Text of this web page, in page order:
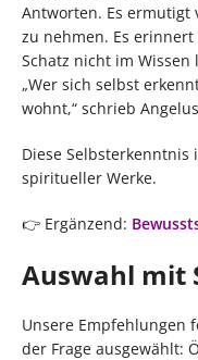
Antworten. Es ermutigt
zu nehmen. Es
Schatz nicht im
„Wer sich selbst
wohnt,“ schrieb
Diese
spiritueller Werke.
👉 Ergänzend:
Auswahl mit
Unsere Empfehlungen
der Frage ausgewählt: